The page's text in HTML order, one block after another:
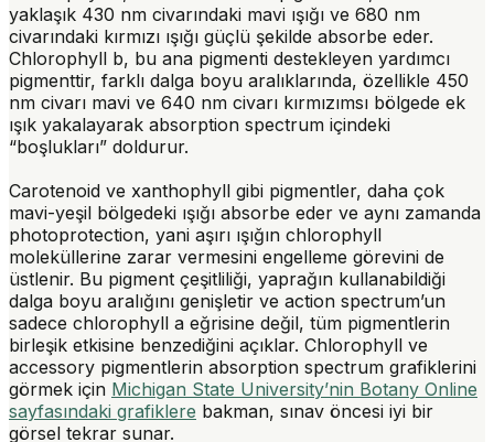
yaklaşık 430 nm civarındaki mavi ışığı ve 680 nm
civarındaki kırmızı ışığı güçlü şekilde absorbe eder.
Chlorophyll b, bu ana pigmenti destekleyen yardımcı
pigmenttir, farklı dalga boyu aralıklarında, özellikle 450
nm civarı mavi ve 640 nm civarı kırmızımsı bölgede ek
ışık yakalayarak absorption spectrum içindeki
“boşlukları” doldurur.
Carotenoid ve xanthophyll gibi pigmentler, daha çok
mavi-yeşil bölgedeki ışığı absorbe eder ve aynı zamanda
photoprotection, yani aşırı ışığın chlorophyll
moleküllerine zarar vermesini engelleme görevini de
üstlenir. Bu pigment çeşitliliği, yaprağın kullanabildiği
dalga boyu aralığını genişletir ve action spectrum’un
sadece chlorophyll a eğrisine değil, tüm pigmentlerin
birleşik etkisine benzediğini açıklar. Chlorophyll ve
accessory pigmentlerin absorption spectrum grafiklerini
görmek için Michigan State University’nin Botany Online
sayfasındaki grafiklere bakman, sınav öncesi iyi bir
görsel tekrar sunar.